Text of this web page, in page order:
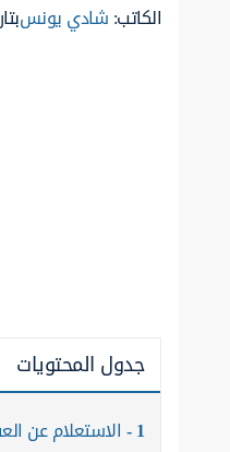
الكاتب:شادي يونسبتاريخ:
جدول المحتويات
1 الاستعلام عن